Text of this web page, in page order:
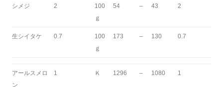
シメジ 2
100
ｇ
54 – 43 2
生シイタケ 0.7
100
ｇ
173 – 130 0.7
アールスメロ
ン
1 Ｋ 1296 – 1080 1